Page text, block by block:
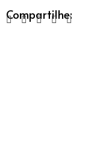
Compartilhe: